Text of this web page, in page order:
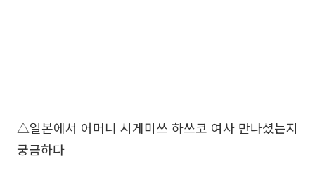
△일본에서 어머니 시게미쓰 하쓰코 여사 만나셨는지
궁금하다